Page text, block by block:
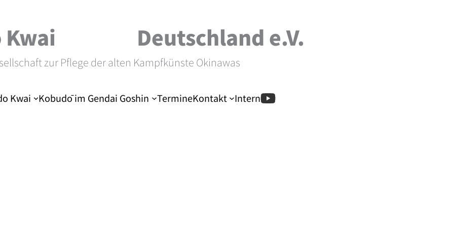
Kwai Deutschland e.V.
zur Pflege der alten Kampfkünste Okinawas
Kwai Kobudō im Gendai Goshin TermineKontakt Intern